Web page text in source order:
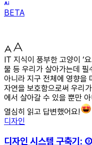
BETA
IT 지식이 풍부한 고양이 ‘
물 등 우리가 살아가는데
아니라 지구 전체에 영향을
자연을 보호함으로써 우리
에서 살아갈 수 있을 뿐만
열심히 읽고 답변했어요!
디자인
디자인 시스템 구축기: